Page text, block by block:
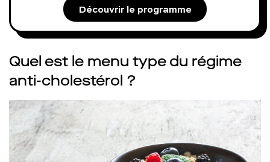
Découvrir le programme
Quel est le menu type du régime
anti-cholestérol ?